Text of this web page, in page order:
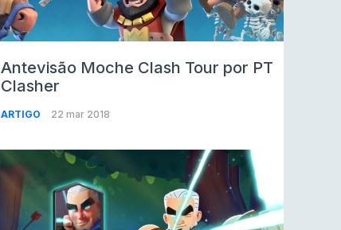
Antevisão Moche Clash Tour por PT
Clasher
ARTIGO 22 mar 2018